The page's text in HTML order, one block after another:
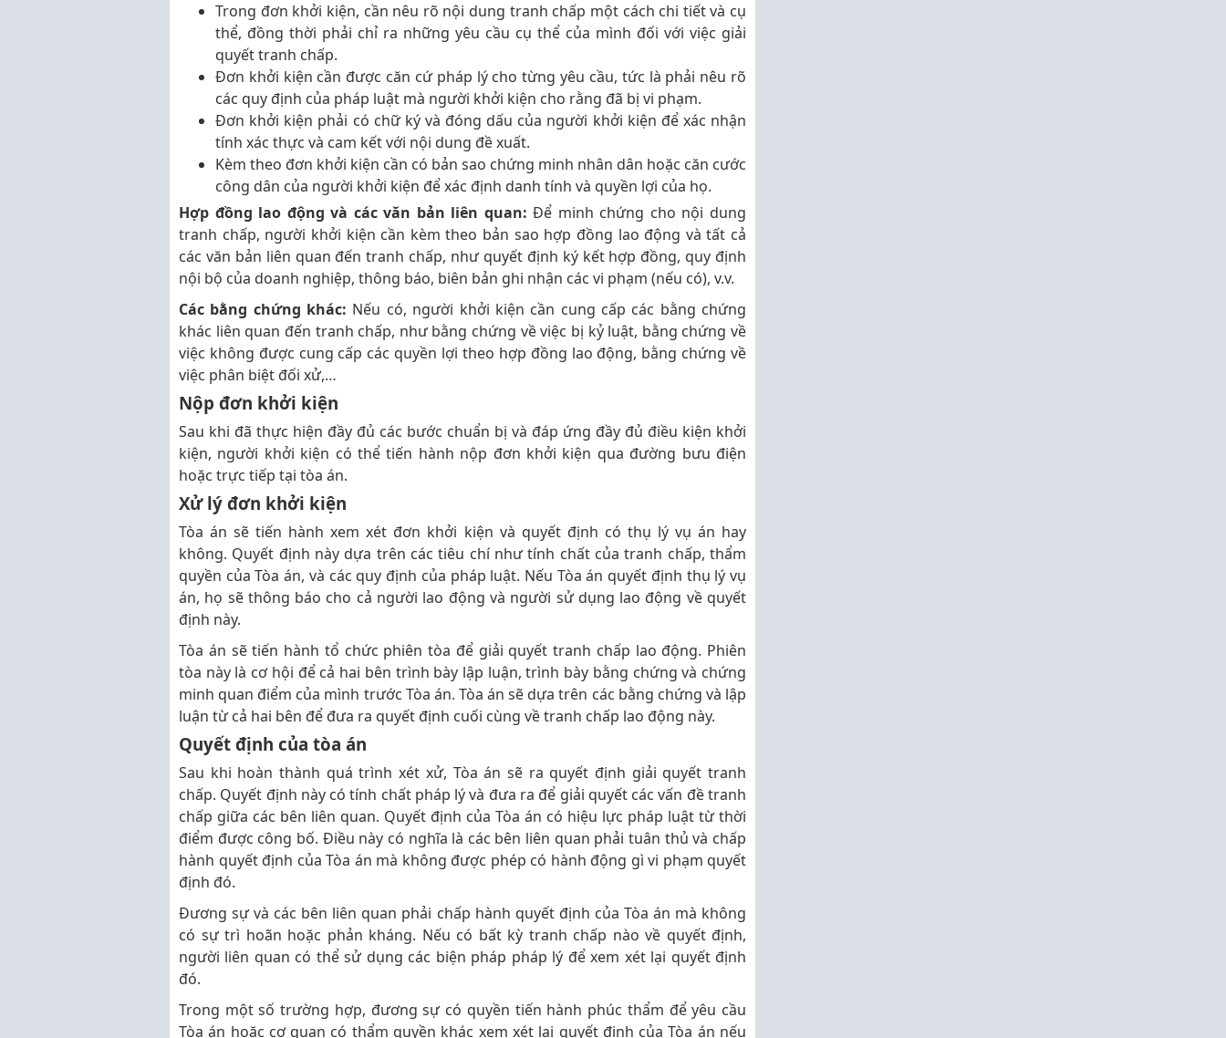
Trong đơn khởi kiện, cần nêu rõ nội dung tranh chấp một cách chi tiết và cụ
thể, đồng thời phải chỉ ra những yêu cầu cụ thể của mình đối với việc giải
quyết tranh chấp.
Đơn khởi kiện cần được căn cứ pháp lý cho từng yêu cầu, tức là phải nêu rõ
các quy định của pháp luật mà người khởi kiện cho rằng đã bị vi phạm.
Đơn khởi kiện phải có chữ ký và đóng dấu của người khởi kiện để xác nhận
tính xác thực và cam kết với nội dung đề xuất.
Kèm theo đơn khởi kiện cần có bản sao chứng minh nhân dân hoặc căn cước
công dân của người khởi kiện để xác định danh tính và quyền lợi của họ.
Hợp đồng lao động và các văn bản liên quan:Để minh chứng cho nội dung
tranh chấp, người khởi kiện cần kèm theo bản sao hợp đồng lao động và tất cả
các văn bản liên quan đến tranh chấp, như quyết định ký kết hợp đồng, quy định
nội bộ của doanh nghiệp, thông báo, biên bản ghi nhận các vi phạm (nếu có), v.v.
Các bằng chứng khác: Nếu có, người khởi kiện cần cung cấp các bằng chứng
khác liên quan đến tranh chấp, như bằng chứng về việc bị kỷ luật, bằng chứng về
việc không được cung cấp các quyền lợi theo hợp đồng lao động, bằng chứng về
việc phân biệt đối xử,…
Nộp đơn khởi kiện
Sau khi đã thực hiện đầy đủ các bước chuẩn bị và đáp ứng đầy đủ điều kiện khởi
kiện, người khởi kiện có thể tiến hành nộp đơn khởi kiện qua đường bưu điện
hoặc trực tiếp tại tòa án.
Xử lý đơn khởi kiện
Tòa án sẽ tiến hành xem xét đơn khởi kiện và quyết định có thụ lý vụ án hay
không. Quyết định này dựa trên các tiêu chí như tính chất của tranh chấp, thẩm
quyền của Tòa án, và các quy định của pháp luật. Nếu Tòa án quyết định thụ lý vụ
án, họ sẽ thông báo cho cả người lao động và người sử dụng lao động về quyết
định này.
Tòa án sẽ tiến hành tổ chức phiên tòa để giải quyết tranh chấp lao động. Phiên
tòa này là cơ hội để cả hai bên trình bày lập luận, trình bày bằng chứng và chứng
minh quan điểm của mình trước Tòa án. Tòa án sẽ dựa trên các bằng chứng và lập
luận từ cả hai bên để đưa ra quyết định cuối cùng về tranh chấp lao động này.
Quyết định của tòa án
Sau khi hoàn thành quá trình xét xử, Tòa án sẽ ra quyết định giải quyết tranh
chấp. Quyết định này có tính chất pháp lý và đưa ra để giải quyết các vấn đề tranh
chấp giữa các bên liên quan. Quyết định của Tòa án có hiệu lực pháp luật từ thời
điểm được công bố. Điều này có nghĩa là các bên liên quan phải tuân thủ và chấp
hành quyết định của Tòa án mà không được phép có hành động gì vi phạm quyết
định đó.
Đương sự và các bên liên quan phải chấp hành quyết định của Tòa án mà không
có sự trì hoãn hoặc phản kháng. Nếu có bất kỳ tranh chấp nào về quyết định,
người liên quan có thể sử dụng các biện pháp pháp lý để xem xét lại quyết định
đó.
Trong một số trường hợp, đương sự có quyền tiến hành phúc thẩm để yêu cầu
Tòa án hoặc cơ quan có thẩm quyền khác xem xét lại quyết định của Tòa án nếu